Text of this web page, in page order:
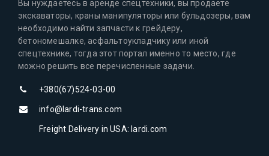
Вы нуждаетесь в аренде спецтехники, вы продаете
экскаваторы, краны манипуляторы или бульдозеры, вам
необходимо найти запчасти к грейдеру,
бетономешалке, асфальтоукладчику или иной
спецтехнике, тогда этот портал именно то место, где
можно решить все перечисленные задачи.
+380(67)524-03-00
info@lardi-trans.com
Freight Delivery in USA: lardi.com